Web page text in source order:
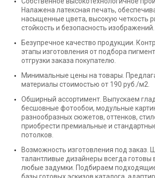
Налажена латексная печать,
насыщенные цвета, высокую четкость
стойкость и безопасность изображений.
Безупречное качество продукции.
этапы изготовления от подбора
отгрузки заказа покупателю.
Минимальные цены на товары.
материалы стоимостью от 190 руб./м2.
Обширный ассортимент. Выпускаем
бесшовные фотообои, модульные
разнообразных сюжетов, оттенков,
приобрести премиальные и
потолков.
Возможность изготовления под заказ.
талантливые дизайнеры всегда готовы
любые задумки. Подбираем
базы готовых эскизов каталога,